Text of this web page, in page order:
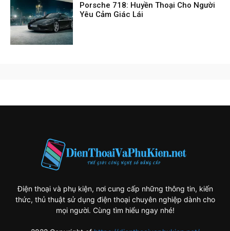
Porsche 718: Huyền Thoại Cho Người
Yêu Cảm Giác Lái
Điện thoại và phụ kiện, nơi cung cấp những thông tin, kiến
thức, thủ thuật sử dụng điện thoại chuyên nghiệp dành cho
mọi người. Cùng tìm hiểu ngay nhé!